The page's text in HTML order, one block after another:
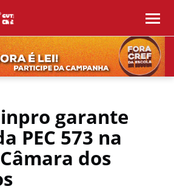
garante
PEC 573 na
dos